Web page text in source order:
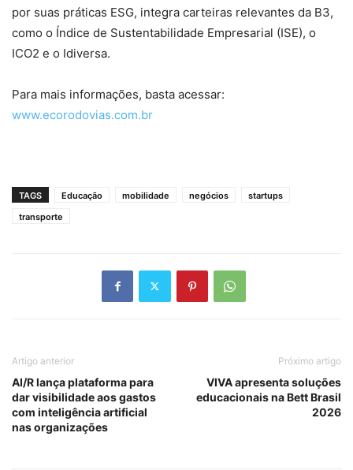
por suas práticas ESG, integra carteiras relevantes da B3,
como o Índice de Sustentabilidade Empresarial (ISE), o
ICO2 e o Idiversa.
Para mais informações, basta acessar:
www.ecorodovias.com.br
TAGS Educação mobilidade negócios
startups
transporte
Artigo anterior
AI/R lança plataforma para
dar visibilidade aos gastos
com inteligência artificial
nas organizações
Próximo artigo
VIVA apresenta soluções
educacionais na Bett Brasil
2026